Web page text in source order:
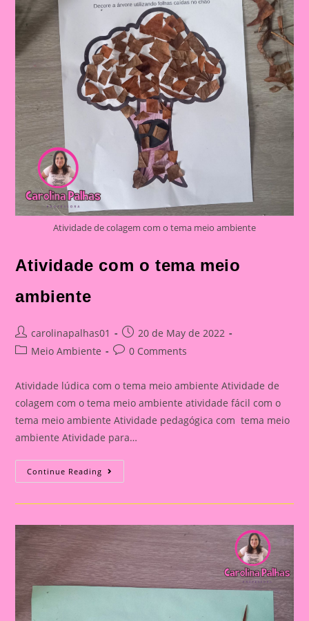
Atividade de colagem com o tema meio ambiente
Atividade com o tema meio
ambiente
Post
author:
carolinapalhas01
Post
published:
20 de May de 2022
PostMeio Ambiente
Post0 Comments
Atividade lúdica com o tema meio ambiente Atividade de
colagem com o tema meio ambiente atividade fácil com o
tema meio ambiente Atividade pedagógica com tema meio
ambiente Atividade para…
Continue Reading Atividade
Com
Tema